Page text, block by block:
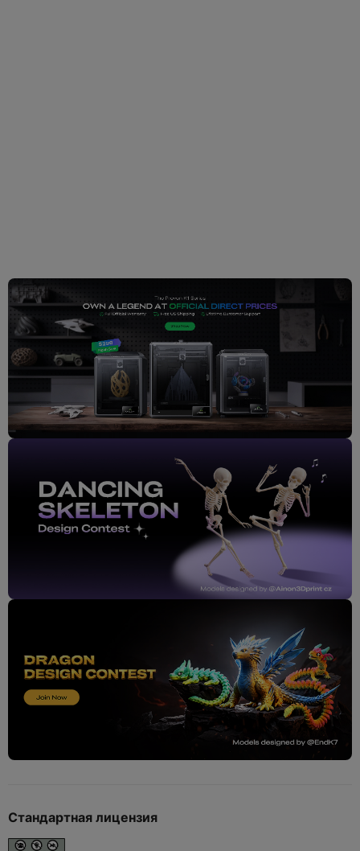
Стандартная лицензия